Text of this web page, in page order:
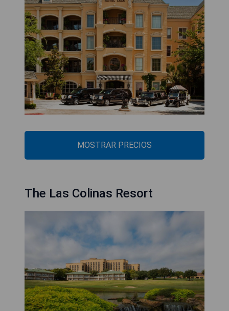
MOSTRAR PRECIOS
The Las Colinas Resort